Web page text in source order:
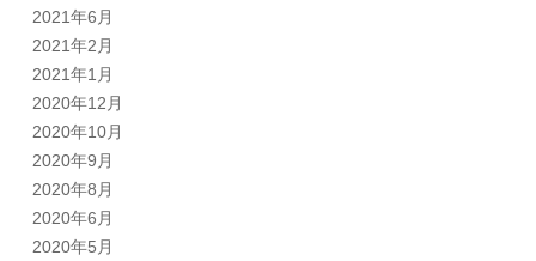
2021年6月
2021年2月
2021年1月
2020年12月
2020年10月
2020年9月
2020年8月
2020年6月
2020年5月